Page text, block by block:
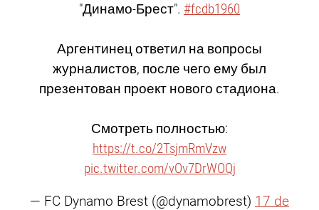
"Динамо-Брест". #fcdb1960
Аргентинец ответил на вопросы
журналистов, после чего ему был
презентован проект нового стадиона.
Смотреть полностью:
https://t.co/2TsjmRmVzw
pic.twitter.com/vOv7DrWOQj
— FC Dynamo Brest (@dynamobrest) 17 de